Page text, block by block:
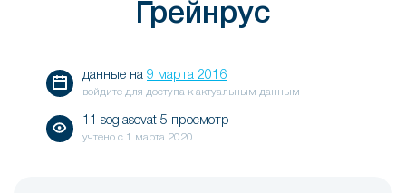
Грейнрус
данные на 9 марта 2016
войдите для доступа к актуальным данным
11 soglasovat 5 просмотр
учтено с 1 марта 2020